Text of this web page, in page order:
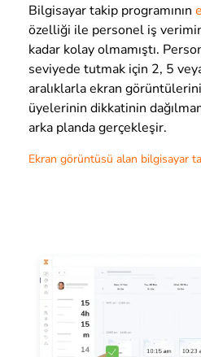
Bilgisayar takip programının
özelliği ile personel iş
kadar kolay olmamıştı.
seviyede tutmak için 2, 5
aralıklarla ekran
üyelerinin dikkatinin
arka planda gerçekleşir.
Ekran görüntüsü alan bilgisayar